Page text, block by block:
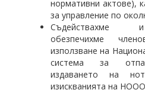
нормативни актове),
за управление по
Съдействахме
обезпечихме
използване на
система за
издаването на
изискванията на